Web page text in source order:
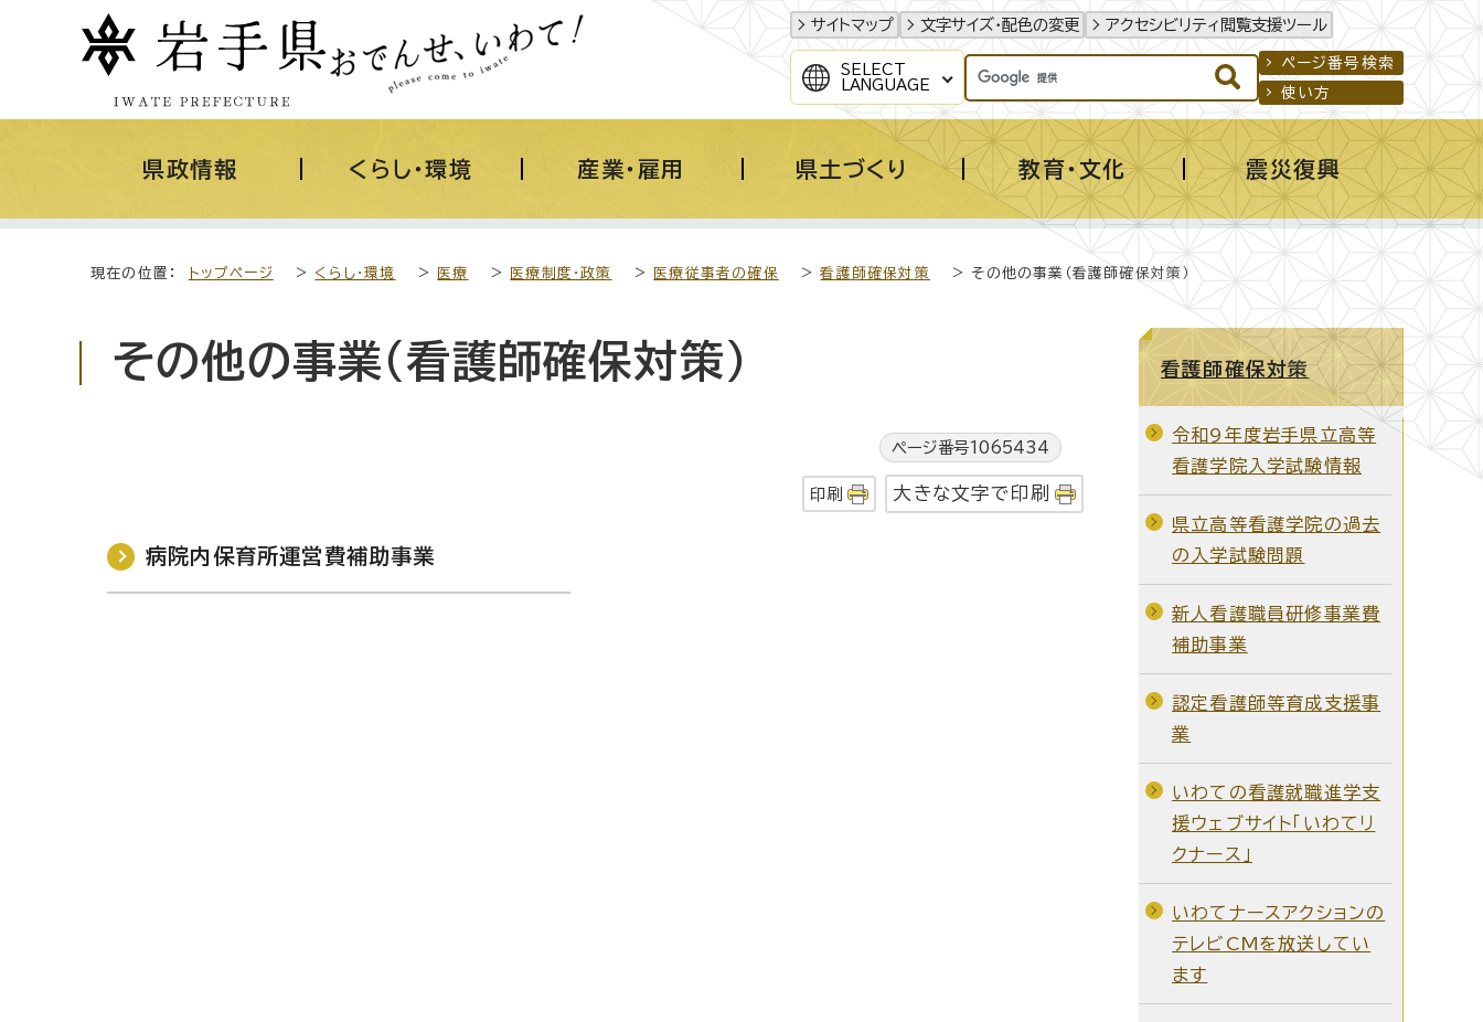
サイトマップ 文字サイズ・配色の変更 アクセシビリティ閲覧支援ツール
SELECT
LANGUAGE
ページ番号検索
使い方
県政情報 くらし・環境 産業・雇用 県土づくり 教育・文化 震災復興
現在の位置： トップページ > くらし・環境 > 医療 > 医療制度・政策 > 医療従事者の確保 >看護師確保対策 > その他の事業（看護師確保対策）
その他の事業（看護師確保対策）
ページ番号1065434
印刷 大きな文字で印刷
病院内保育所運営費補助事業
看護師確保対策
令和9年度岩手県立高等
看護学院入学試験情報
県立高等看護学院の過去
の入学試験問題
新人看護職員研修事業費
補助事業
認定看護師等育成支援事
業
いわての看護就職進学支
援ウェブサイト「いわてリ
クナース」
いわてナースアクションの
テレビCMを放送してい
ます